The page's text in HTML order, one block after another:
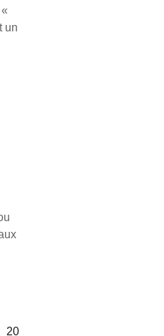
un
20